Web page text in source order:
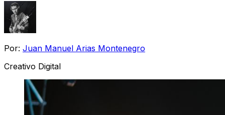
Por: Juan Manuel Arias Montenegro
Creativo Digital